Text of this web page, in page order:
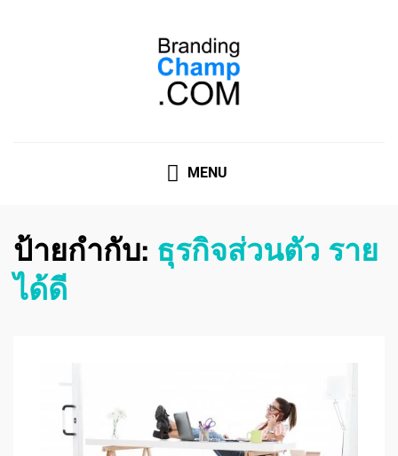
MENU
ป้ายกำกับ: ธุรกิจส่วนตัว ราย
ได้ดี